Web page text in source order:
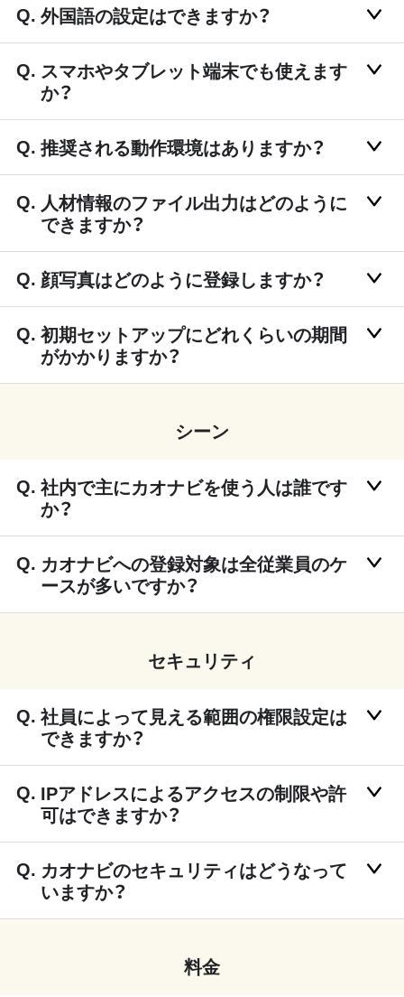
外国語の設定はできますか？
スマホやタブレット端末でも使えます
か？
推奨される動作環境はありますか？
人材情報のファイル出力はどのように
できますか？
顔写真はどのように登録しますか？
初期セットアップにどれくらいの期間
がかかりますか？
シーン
社内で主にカオナビを使う人は誰です
か？
カオナビへの登録対象は全従業員のケ
ースが多いですか？
セキュリティ
社員によって見える範囲の権限設定は
できますか？
IPアドレスによるアクセスの制限や許
可はできますか？
カオナビのセキュリティはどうなって
いますか？
料金